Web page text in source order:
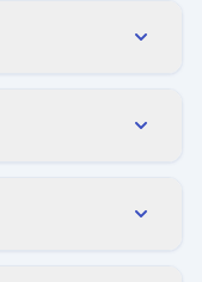
选用1:50；需要
，此规则适用